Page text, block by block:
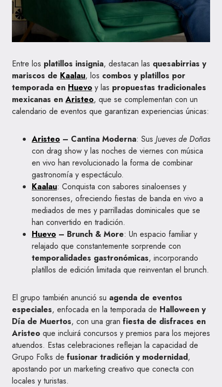
Entre los platillos insignia, destacan las quesabirrias y
mariscos de Kaalau, los combos y platillos por
temporada en Huevo y las propuestas tradicionales
mexicanas en Aristeo, que se complementan con un
calendario de eventos que garantizan experiencias únicas:
Aristeo – Cantina Moderna: Sus Jueves de Doñas
con drag show y las noches de viernes con música
en vivo han revolucionado la forma de combinar
gastronomía y espectáculo.
Kaalau: Conquista con sabores sinaloenses y
sonorenses, ofreciendo fiestas de banda en vivo a
mediados de mes y parrilladas dominicales que se
han convertido en tradición.
Huevo – Brunch & More: Un espacio familiar y
relajado que constantemente sorprende con
temporalidades gastronómicas, incorporando
platillos de edición limitada que reinventan el brunch.
El grupo también anunció su agenda de eventos
especiales, enfocada en la temporada de Halloween y
Día de Muertos, con una gran fiesta de disfraces en
Aristeo que incluirá concursos y premios para los mejores
atuendos. Estas celebraciones reflejan la capacidad de
Grupo Folks de fusionar tradición y modernidad,
apostando por un marketing creativo que conecta con
locales y turistas.